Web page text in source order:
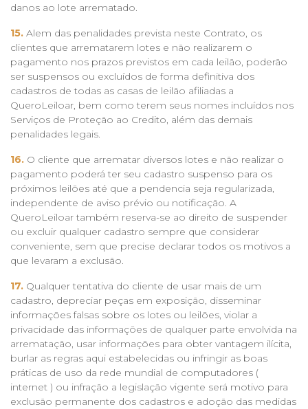
danos ao lote arrematado.
15. Alem das penalidades prevista neste Contrato, os
clientes que arrematarem lotes e não realizarem o
pagamento nos prazos previstos em cada leilão, poderão
ser suspensos ou excluídos de forma definitiva dos
cadastros de todas as casas de leilão afiliadas a
QueroLeiloar, bem como terem seus nomes incluídos nos
Serviços de Proteção ao Credito, além das demais
penalidades legais.
16. O cliente que arrematar diversos lotes e não realizar o
pagamento poderá ter seu cadastro suspenso para os
próximos leilões até que a pendencia seja regularizada,
independente de aviso prévio ou notificação. A
QueroLeiloar também reserva-se ao direito de suspender
ou excluir qualquer cadastro sempre que considerar
conveniente, sem que precise declarar todos os motivos a
que levaram a exclusão.
17. Qualquer tentativa do cliente de usar mais de um
cadastro, depreciar peças em exposição, disseminar
informações falsas sobre os lotes ou leilões, violar a
privacidade das informações de qualquer parte envolvida na
arrematação, usar informações para obter vantagem ilícita,
burlar as regras aqui estabelecidas ou infringir as boas
práticas de uso da rede mundial de computadores (
internet ) ou infração a legislação vigente será motivo para
exclusão permanente dos cadastros e adoção das medidas